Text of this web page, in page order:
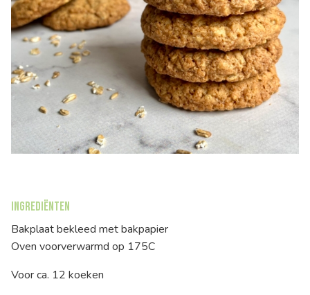
Ingrediënten
Bakplaat bekleed met bakpapier
Oven voorverwarmd op 175C
Voor ca. 12 koeken